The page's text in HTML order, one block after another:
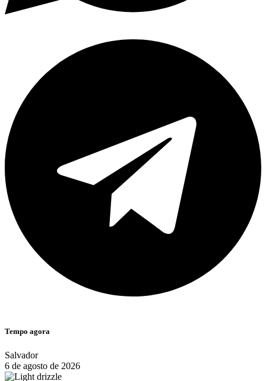
Tempo agora
Salvador
6 de agosto de 2026